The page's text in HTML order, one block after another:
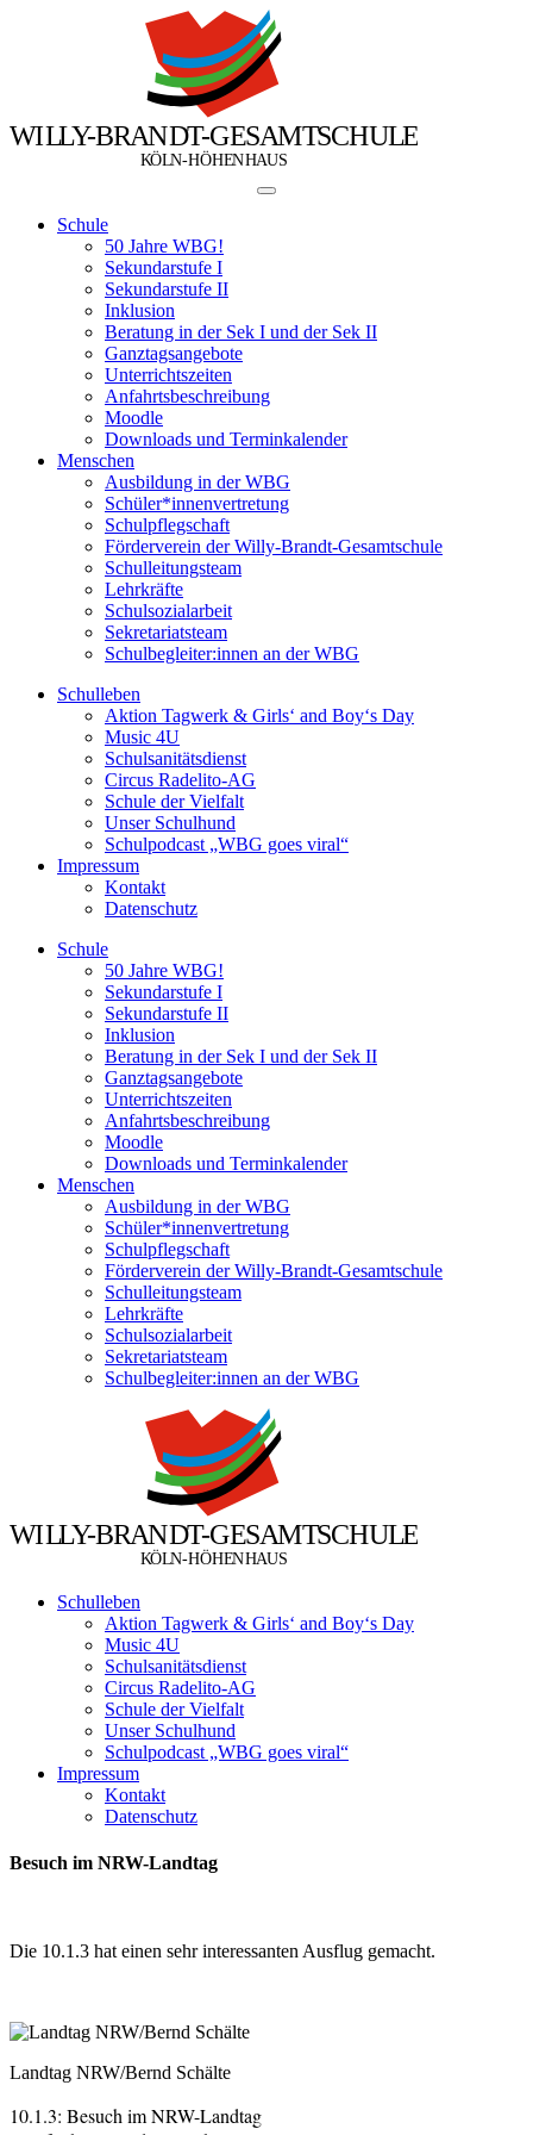
WILLY-BRANDT-GESAMTSCHULE
KÖLN-HÖHENHAUS
Schule
50 Jahre WBG!
Sekundarstufe I
Sekundarstufe II
Inklusion
Beratung in der Sek I und der Sek II
Ganztagsangebote
Unterrichtszeiten
Anfahrtsbeschreibung
Moodle
Downloads und Terminkalender
Menschen
Ausbildung in der WBG
Schüler*innenvertretung
Schulpflegschaft
Förderverein der Willy-Brandt-Gesamtschule
Schulleitungsteam
Lehrkräfte
Schulsozialarbeit
Sekretariatsteam
Schulbegleiter:innen an der WBG
Schulleben
Aktion Tagwerk & Girls‘ and Boy‘s Day
Music 4U
Schulsanitätsdienst
Circus Radelito-AG
Schule der Vielfalt
Unser Schulhund
Schulpodcast „WBG goes viral“
Impressum
Kontakt
Datenschutz
Schule
50 Jahre WBG!
Sekundarstufe I
Sekundarstufe II
Inklusion
Beratung in der Sek I und der Sek II
Ganztagsangebote
Unterrichtszeiten
Anfahrtsbeschreibung
Moodle
Downloads und Terminkalender
Menschen
Ausbildung in der WBG
Schüler*innenvertretung
Schulpflegschaft
Förderverein der Willy-Brandt-Gesamtschule
Schulleitungsteam
Lehrkräfte
Schulsozialarbeit
Sekretariatsteam
Schulbegleiter:innen an der WBG
WILLY-BRANDT-GESAMTSCHULE
KÖLN-HÖHENHAUS
Schulleben
Aktion Tagwerk & Girls‘ and Boy‘s Day
Music 4U
Schulsanitätsdienst
Circus Radelito-AG
Schule der Vielfalt
Unser Schulhund
Schulpodcast „WBG goes viral“
Impressum
Kontakt
Datenschutz
Besuch im NRW-Landtag
Die 10.1.3 hat einen sehr interessanten Ausflug gemacht.
Landtag NRW/Bernd Schälte
10.1.3: Besuch im NRW-Landtag